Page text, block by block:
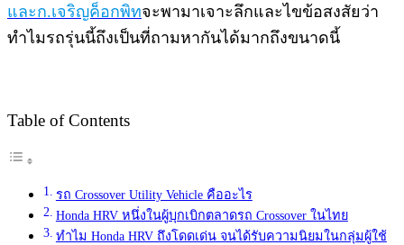
และ​ก.เจริญ​ค็​อก​พิทจะพามาเจาะลึกและไขข้อสงสัย​ว่า
ทำไมรถรุ่นนี้ถึงเป็นที่ถามหากันได้มากถึงขนาดนี้
Table of Contents
รถ​ Crossover Utility Vehicle​ คืออะไร
Honda HRV​ หนึ่งในผู้บุกเบิกตลาดรถ​ Crossover​ ในไทย
ทำไม​ Honda​ HRV​ ถึงโดดเด่น​ จนได้รับความนิยมในกลุ่มผู้ใช้